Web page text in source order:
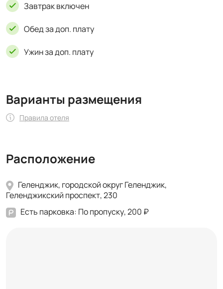
Завтрак включен
Обед за доп. плату
Ужин за доп. плату
Варианты размещения
Правила отеля
Расположение
Геленджик, городской округ Геленджик,
Геленджикский проспект, 230
Есть парковка: По пропуску, 200 ₽